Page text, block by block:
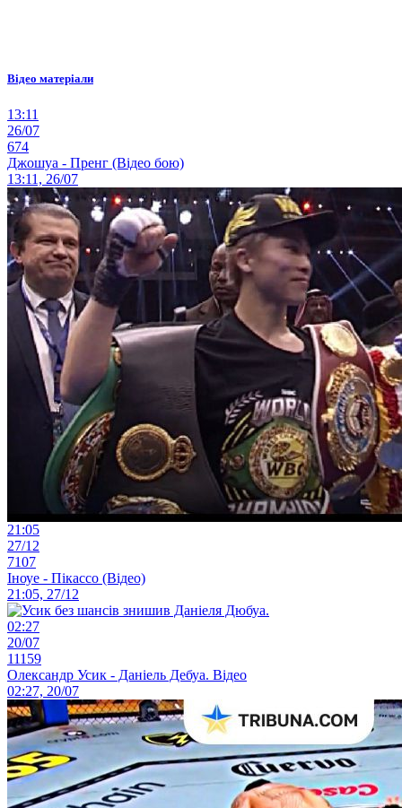
Відео матеріали
13:11
26/07
674
Джошуа - Пренг (Відео бою)
13:11, 26/07
21:05
27/12
7107
Іноуе - Пікассо (Відео)
21:05, 27/12
02:27
20/07
11159
Олександр Усик - Даніель Дебуа. Відео
02:27, 20/07